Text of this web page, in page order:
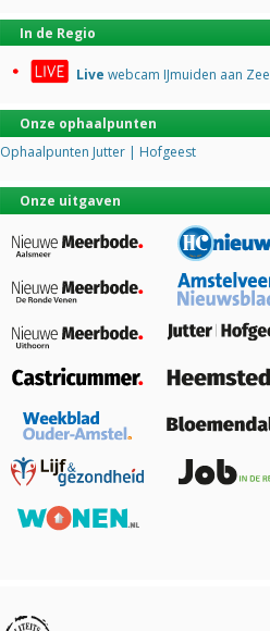
In de Regio
Live webcam IJmuiden aan Zee
Onze ophaalpunten
Ophaalpunten Jutter | Hofgeest
Onze uitgaven